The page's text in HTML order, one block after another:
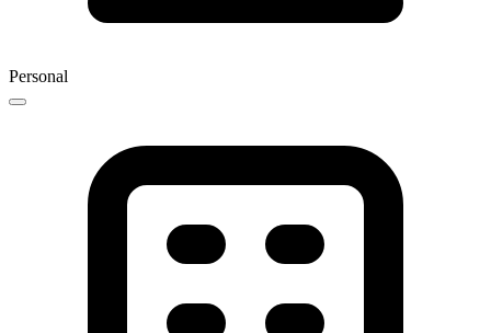
Personal